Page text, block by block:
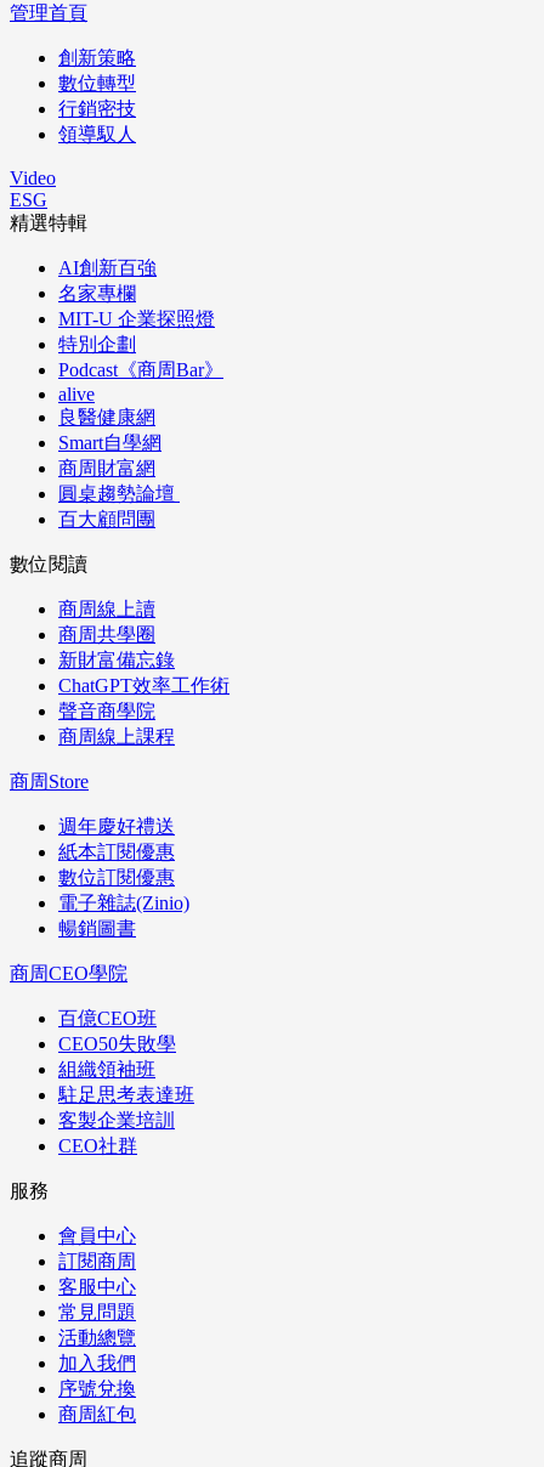
管理首頁
創新策略
數位轉型
行銷密技
領導馭人
Video
ESG
精選特輯
AI創新百強
名家專欄
MIT-U 企業探照燈
特別企劃
Podcast《商周Bar》
alive
良醫健康網
Smart自學網
商周財富網
圓桌趨勢論壇
百大顧問團
數位閱讀
商周線上讀
商周共學圈
新財富備忘錄
ChatGPT效率工作術
聲音商學院
商周線上課程
商周Store
週年慶好禮送
紙本訂閱優惠
數位訂閱優惠
電子雜誌(Zinio)
暢銷圖書
商周CEO學院
百億CEO班
CEO50失敗學
組織領袖班
駐足思考表達班
客製企業培訓
CEO社群
服務
會員中心
訂閱商周
客服中心
常見問題
活動總覽
加入我們
序號兌換
商周紅包
追蹤商周